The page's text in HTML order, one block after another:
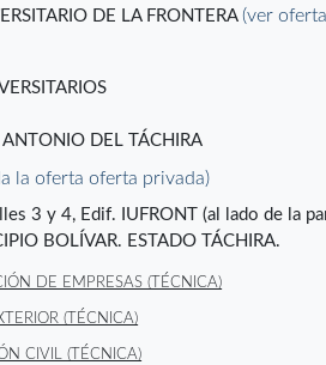
DE LA FRONTERA(ver
DEL TÁCHIRA
la oferta oferta privada)
3 y 4, Edif. IUFRONT (al lado de la
BOLÍVAR. ESTADO TÁCHIRA.
DE EMPRESAS (TÉCNICA)
(TÉCNICA)
CIVIL (TÉCNICA)